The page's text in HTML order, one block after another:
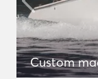
Custom